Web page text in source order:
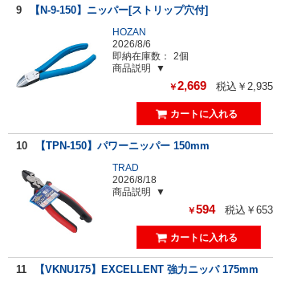
9 【N-9-150】ニッパー[ストリップ穴付]
HOZAN
2026/8/6
即納在庫数：
2個
商品説明
￥2,669 税込￥2,935
10 【TPN-150】パワーニッパー 150mm
TRAD
2026/8/18
商品説明
￥594 税込￥653
11 【VKNU175】EXCELLENT 強力ニッパ 175mm